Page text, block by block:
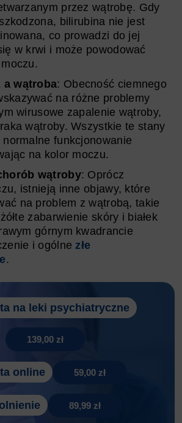
przez wątrobę. Gdy
bilirubina nie jest
co prowadzi do jej
w krwi i może powodować
a wątroba: Obecność ciemnego
na różne problemy
wirusowe zapalenie wątroby,
wątroby. Wszystkie te stany
normalne funkcjonowanie
na kolor moczu.
wątroby: Oprócz
istnieją inne objawy, które
na problem z wątrobą, takie
zabarwienie skóry i białek
górnym kwadrancie
i ogólne złe
.
na leki psychiatryczne
139,00 zł
online 59,00 zł
89,99 zł